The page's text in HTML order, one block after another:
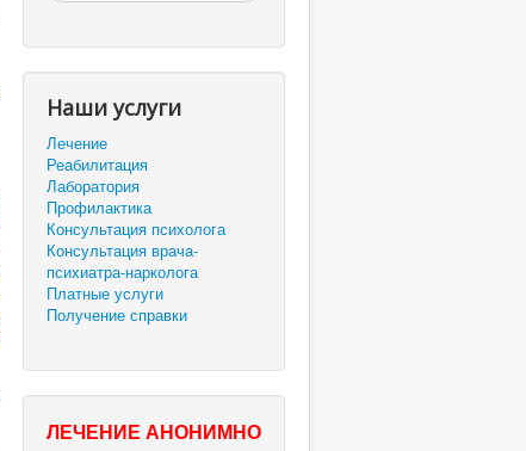
Наши услуги
Лечение
Реабилитация
Лаборатория
Профилактика
Консультация психолога
Консультация врача-
психиатра-нарколога
Платные услуги
Получение справки
ЛЕЧЕНИЕ АНОНИМНО